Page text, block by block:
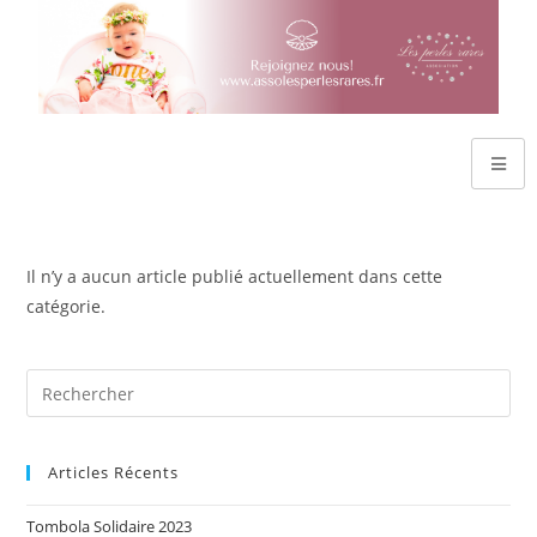
Il n’y a aucun article publié actuellement dans cette
catégorie.
Articles Récents
Tombola Solidaire 2023